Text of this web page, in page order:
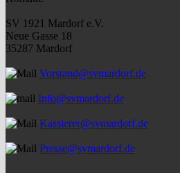
SV 1921 Mardorf e.V.
Neue Gasse 18
35287 Mardorf
Vorstand@svmardorf.de
Info@svmardorf.de
Kassierer@svmardorf.de
Presse@svmardorf.de